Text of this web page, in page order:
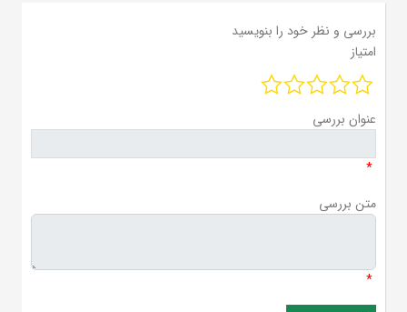
بررسی و نظر خود را بنویسید
امتیاز
عنوان بررسی
*
متن بررسی
*